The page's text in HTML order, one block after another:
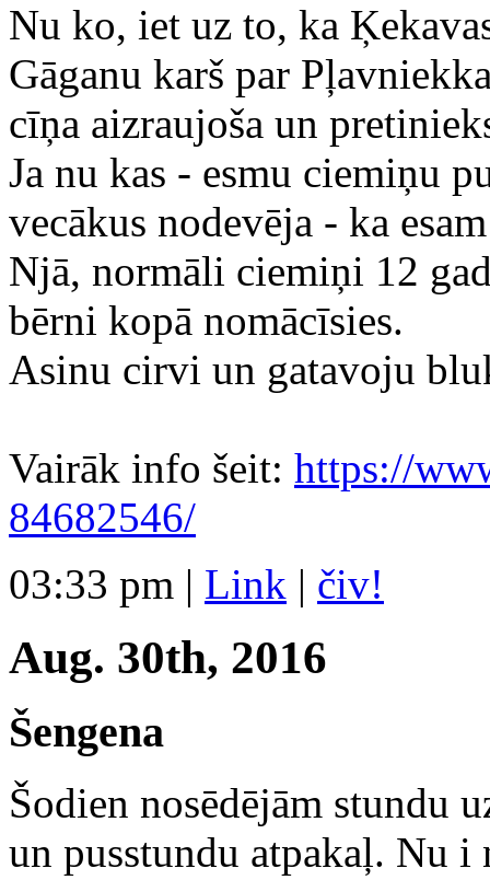
Nu ko, iet uz to, ka
Gāganu karš par
cīņa aizraujoša un
Ja nu kas - esmu ciemiņu
vecākus nodevēja - ka
Njā, normāli ciemiņi 12
bērni kopā nomācīsies.
Asinu cirvi un gatavoju
Vairāk info šeit: https://
84682546/
03:33 pm | Link | čiv!
Aug. 30th, 2016
Šengena
Šodien nosēdējām stundu
un pusstundu atpakaļ. Nu